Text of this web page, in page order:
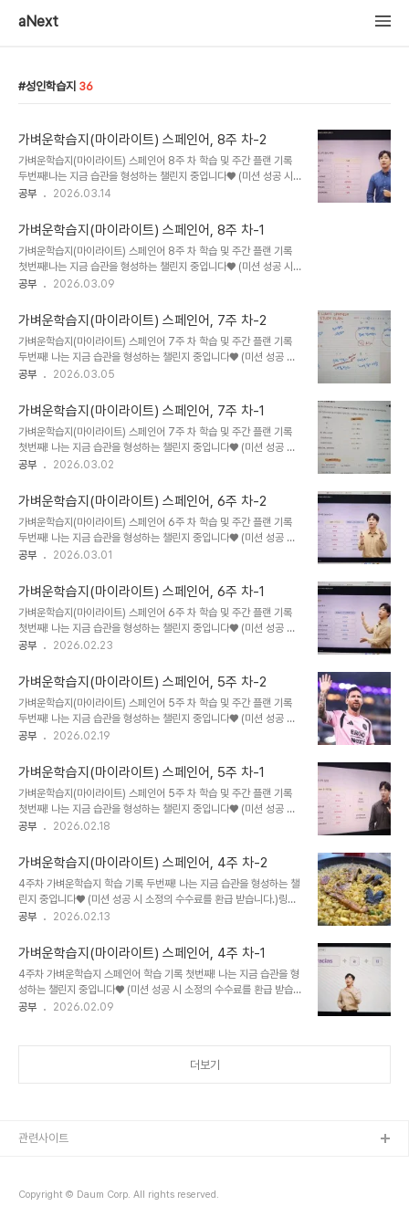
aNext
성인학습지 36
가벼운학습지(마이라이트) 스페인어, 8주 차-2
가벼운학습지(마이라이트) 스페인어 8주 차 학습 및 주간 플랜 기록
두번째!나는 지금 습관을 형성하는 챌린지 중입니다♥ (미션 성공 시
소정의 수수료를 환급 받습니다.)링크 : https://bit.ly/3Rlbb6D
mylight.co.kr 8주 차 학습 기록 두번째가벼운학습지로 스페인어
공부를 다시 시작하고 차근차근 자연스럽게 기존에 알던 단어들이나
문법들을 기억에서 재소환하고 있던 중이라 있고 있었던 스페인어의
어려운 점... 동사 변화가 드디어 시작된다 ㅎㅎㅎ 뭐 자연스럽게 이미
시작되었지만 규칙 변형의 틀? 법칙을 정리하고 가는 게 맞지^^ 그래
동사 변형을..
공부 2026.03.14
가벼운학습지(마이라이트) 스페인어, 8주 차-1
가벼운학습지(마이라이트) 스페인어 8주 차 학습 및 주간 플랜 기록
첫번째!나는 지금 습관을 형성하는 챌린지 중입니다♥ (미션 성공 시
소정의 수수료를 환급 받습니다.)링크 : https://bit.ly/3Rlbb6D
mylight.co.kr 8주 차 가벼운학습지 스페인어 학습 기록 및 지난주
학습 내용 복습 정리 지난 주에 위치 표현 전치사들과 숫자 표현 공부
했으니까 복습 정리부터 하고 간다. 먼저 장소 표현할 때 사용하게 될
위치 전치사들을 깔끔하게 정리해 둔다. en기본 의미: ~에 / ~안에 /
~에서가장 기본적인 장소 표현 전치사.Estoy en casa.나는 집에 있
공부 2026.03.09
가벼운학습지(마이라이트) 스페인어, 7주 차-2
가벼운학습지(마이라이트) 스페인어 7주 차 학습 및 주간 플랜 기록
두번째! 나는 지금 습관을 형성하는 챌린지 중입니다♥ (미션 성공 시
소정의 수수료를 환급 받습니다.)링크 : https://bit.ly/3Rlbb6D
mylight.co.kr 7주 차 두번째 학습 기록 스페인어 숫자와 수량 형용
사에 대해 공부했다.우선 스페인어 숫자 1부터 15까지 발음과 함께 정
리해둔다. 1 uno 우노2 dos 도스3 tres 뜨레스4 cuatro 꾸아뜨로
5 cinco 씽꼬6 seis 세이스7 siete 씨에떼8 ocho 오초9 nueve
누에베 10 diez 디에스 11 once 온세12 doce 도세13 trece 뜨레
공부 2026.03.05
가벼운학습지(마이라이트) 스페인어, 7주 차-1
가벼운학습지(마이라이트) 스페인어 7주 차 학습 및 주간 플랜 기록
첫번째! 나는 지금 습관을 형성하는 챌린지 중입니다♥ (미션 성공 시
소정의 수수료를 환급 받습니다.)링크 : https://bit.ly/3Rlbb6D
mylight.co.kr 7주 차 학습 기록 첫번째기록이번 주 학습기록은 지
난주 공부했던 ser 동사와 estar 동사 용법 비교와 estar 동사 활용
관련 공부했던 것들 복습한 내용 정리부터 시작한다. Ser vs Estar
전체 핵심 내용 정리 ser 동사본질, 정체성, 변하지 않는 특징 표현에
사용 ser 동사 현재형 변화yo soy / tú eres / él/ella esnosotros
공부 2026.03.02
가벼운학습지(마이라이트) 스페인어, 6주 차-2
가벼운학습지(마이라이트) 스페인어 6주 차 학습 및 주간 플랜 기록
두번째! 나는 지금 습관을 형성하는 챌린지 중입니다♥ (미션 성공 시
소정의 수수료를 환급 받습니다.)링크 : https://bit.ly/3Rlbb6D
mylight.co.kr 6주 차 가벼운학습지 스페인어 학습 기록 및 챌린지
중간 점검 후기벌써 2월의 마지막 날이 다가온다.가벼운학습지로 스
페인어 공부를 다시 시작한 지 2달이 다 되어가고, 공부 기록도 벌써
6주 차 마무리 중이다.이미 챌린지도 절반을 넘긴 시점이라 중간 점
검? 소감도 남겨야해서 오늘은 주저리주저리 늘어지는 말이 많아질 것
주 회화 ..
공부 2026.03.01
가벼운학습지(마이라이트) 스페인어, 6주 차-1
가벼운학습지(마이라이트) 스페인어 6주 차 학습 및 주간 플랜 기록
첫번째! 나는 지금 습관을 형성하는 챌린지 중입니다♥ (미션 성공 시
소정의 수수료를 환급 받습니다.)링크 : https://bit.ly/3Rlbb6D
mylight.co.kr 6주 차 주간 플랜 및 첫번째 학습 기록벌써 6주 차라
니... 새해에 날씨가 추웠던 어느 날 학습지를 받고 아직 날씨 덜 풀려
추워서 얼마 안 된 것 같았는데...시간이 참 빠른 것 같다^^; 지난주에
ser 동사 정리했으니 이제 estar 동사를 제대로 정리해보자 estar 역
시 전에 잠깐 정리하고 시작 했었지만 다시 한 번 제대로 정리하고
공부 2026.02.23
가벼운학습지(마이라이트) 스페인어, 5주 차-2
가벼운학습지(마이라이트) 스페인어 5주 차 학습 및 주간 플랜 기록
두번째! 나는 지금 습관을 형성하는 챌린지 중입니다♥ (미션 성공 시
소정의 수수료를 환급 받습니다.)링크 : https://bit.ly/3Rlbb6D
mylight.co.kr 이번 주는 설 명절이 있었다. 새해가 된 지는 꽤 됐지
만... 음력 새해를 맞이한 주에 이 표현을 딱~ 배웠다 ㅋㅋㅋ정말 신기
했다^^어디서 왔냐? 출신을 묻는 문장이다...국적 표현하고 알아들으
려면 국가명 정리와 국적 형용사를 익혀야 한다 스페인어에서 국가명
(나라 이름), 국적(형용사), 그 나라 사람(명사) 표현은 서로 연결되어
..
공부 2026.02.19
가벼운학습지(마이라이트) 스페인어, 5주 차-1
가벼운학습지(마이라이트) 스페인어 5주 차 학습 및 주간 플랜 기록
첫번째! 나는 지금 습관을 형성하는 챌린지 중입니다♥ (미션 성공 시
소정의 수수료를 환급 받습니다.)링크 : https://bit.ly/3Rlbb6D
mylight.co.kr 이번 주는 설 명절 연휴라 여러모로 바쁘고 분주할 것
같아서 걱정이 앞선다.사실... 그래서 미리미리 강의를 시간날 때마다
쪼개서라도 들으려고 더 애쓰게 된 것 같기도 하다^^명절 연휴에도 열
공하는 스스로를 쓰다듬으며 이번 주 기록도 시작~! 스페인어를 최근
에 다시 시작하고 ser 동사와 estar 동사 개념 정리했었는데... 국적
^..
공부 2026.02.18
가벼운학습지(마이라이트) 스페인어, 4주 차-2
4주차 가벼운학습지 학습 기록 두번째! 나는 지금 습관을 형성하는 챌
린지 중입니다♥ (미션 성공 시 소정의 수수료를 환급 받습니다.)링크
: https://bit.ly/3Rlbb6D MYLIGHTLIGHT MY WAY - 배움이
화와 규칙에 대해 정리해 보려고 한다.스페인어의 단수(singular)와
복수(plural)는 영어보다 조금 더 신경 쓸 게 많고 복잡하다. 왜냐하면
스페인어는 강세 규칙도 있어서 신경 써야 하고, 성별 문제가 있어서
명사뿐 아니라 관사·형용사도 같이 변하기 때문이다. 그래서 기억에 잘
남고, 흐릿해질 때 다시 찾았을 때 한 눈에 이해하기 쉽게 아주 체계적
공부 2026.02.13
가벼운학습지(마이라이트) 스페인어, 4주 차-1
4주차 가벼운학습지 스페인어 학습 기록 첫번째! 나는 지금 습관을 형
성하는 챌린지 중입니다♥ (미션 성공 시 소정의 수수료를 환급 받습
니다.)링크 : https://bit.ly/3Rlbb6D MYLIGHTLIGHT MY WAY
미뤘다^^;암튼, 여행 중에도 자주 사용하게 될 표현들이라서 바로 써먹
공부 2026.02.09
더보기
Copyright © Daum Corp. All rights reserved.
관련사이트